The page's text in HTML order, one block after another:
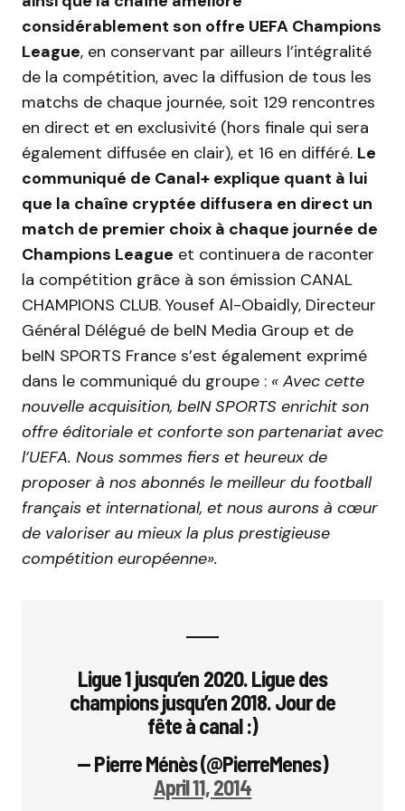
considérablement son offre UEFA Champions
League, en conservant par ailleurs l’intégralité
de la compétition, avec la diffusion de tous les
matchs de chaque journée, soit 129 rencontres
en direct et en exclusivité (hors finale qui sera
également diffusée en clair), et 16 en différé. Le
communiqué de Canal+ explique quant à lui
que la chaîne cryptée diffusera en direct un
match de premier choix à chaque journée de
Champions League et continuera de raconter
la compétition grâce à son émission CANAL
CHAMPIONS CLUB. Yousef Al-Obaidly, Directeur
Général Délégué de beIN Media Group et de
beIN SPORTS France s’est également exprimé
dans le communiqué du groupe : « Avec cette
nouvelle acquisition, beIN SPORTS enrichit son
offre éditoriale et conforte son partenariat avec
l’UEFA. Nous sommes fiers et heureux de
proposer à nos abonnés le meilleur du football
français et international, et nous aurons à cœur
de valoriser au mieux la plus prestigieuse
compétition européenne».
Ligue 1 jusqu’en 2020. Ligue des
champions jusqu’en 2018. Jour de
fête à canal :)
— Pierre Ménès (@PierreMenes)
April 11, 2014